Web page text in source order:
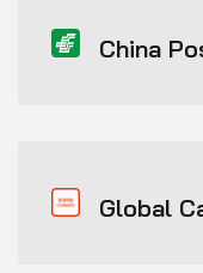
China
Global